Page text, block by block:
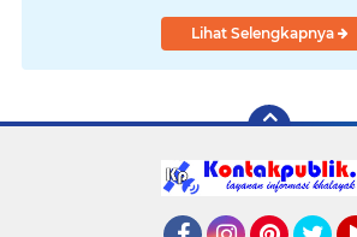
Lihat Selengkapnya